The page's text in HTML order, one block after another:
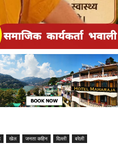
खेल जनता कहिन दिल्ली
बरेली